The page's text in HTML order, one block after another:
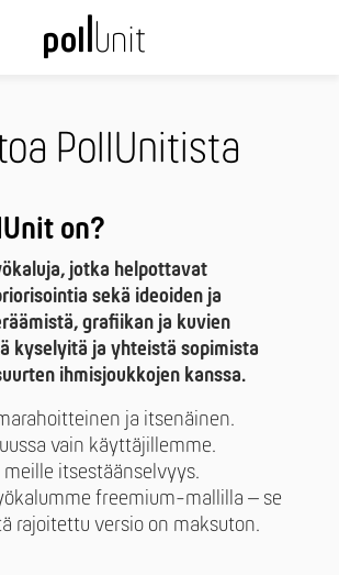
PollUnitista
on?
jotka helpottavat
sekä ideoiden ja
grafiikan ja kuvien
kyselyitä ja yhteistä sopimista
ihmisjoukkojen kanssa.
ja itsenäinen.
vain käyttäjillemme.
meille itsestäänselvyys.
freemium-mallilla – se
rajoitettu versio on maksuton.